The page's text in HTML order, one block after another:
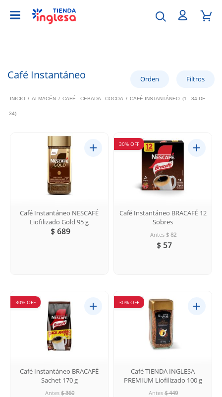
Café Instantáneo
INICIO / ALMACÉN / CAFÉ - CEBADA - COCOA / CAFÉ INSTANTÁNEO (1 - 34 DE
34)
Café Instantáneo NESCAFÉ
Liofilizado Gold 95 g
$ 689
30% OFF
Café Instantáneo BRACAFÉ 12
Sobres
Antes $ 82
$ 57
30% OFF
Café Instantáneo BRACAFÉ
Sachet 170 g
Antes $ 360
30% OFF
Café TIENDA INGLESA
PREMIUM Liofilizado 100 g
Antes $ 449